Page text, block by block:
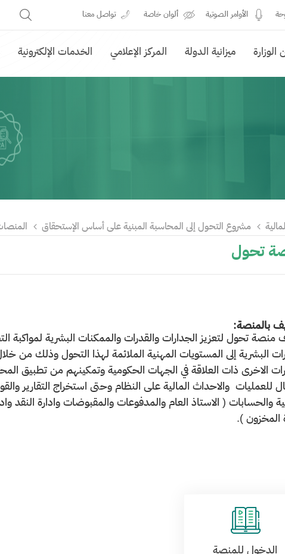
الأوامر الصوتية ألوان خاصة تواصل معنا
الوزارة ميزانية الدولة المركز الإعلامي الخدمات الإلكترونية
مشروع التحول إلى المحاسبة المبنية على أساس الإستحقاق
تحول
بالمنصة:
منصة تحول لتعزيز الجدارات والقدرات والممكنات البشرية لمواكبة
البشرية إلى المستويات المهنية الملائمة لهذا التحول وذلك من
الاخرى ذات العلاقة في الجهات الحكومية وتمكينهم من تطبيق
للعمليات والاحداث المالية على النظام وحتى استخراج التقارير
والحسابات ( الاستاذ العام والمدفوعات والمقبوضات وادارة النقد
المخزون ).​
الدخول للمنصة